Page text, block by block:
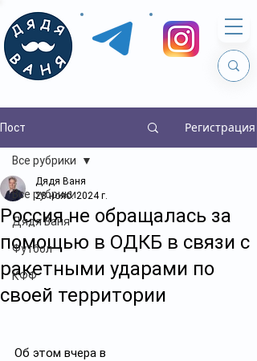
Пост Регистрация
Все рубрики
Дядя Ваня
Футбол
КФФ
Все рубрики
Россия не обращалась за
помощью в ОДКБ в связи с
ракетными ударами по
своей территории
Дядя Ваня
28 нояб. 2024 г.
Об этом вчера в